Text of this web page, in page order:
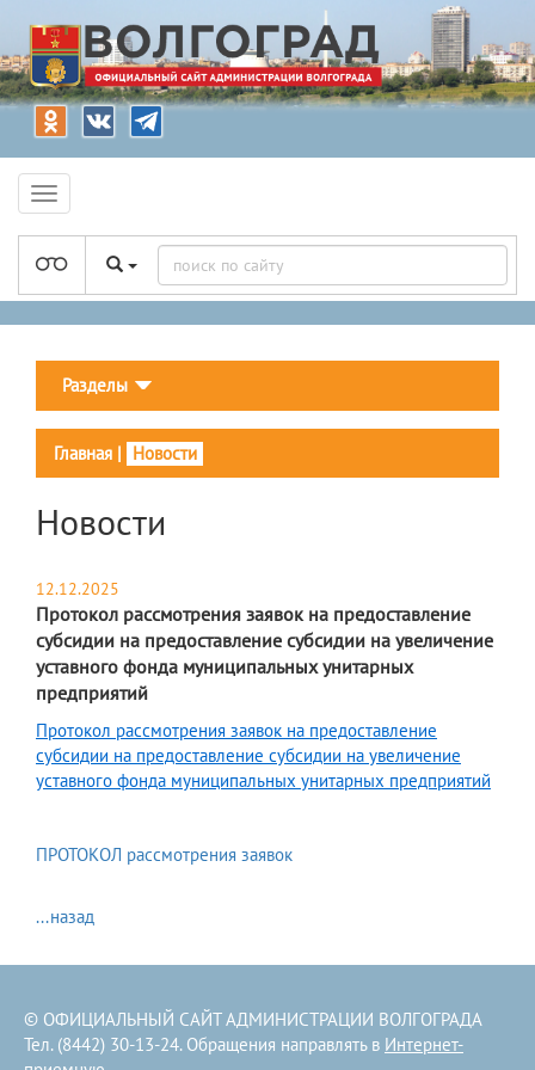
Разделы
Главная | Новости
Новости
12.12.2025
Протокол рассмотрения заявок на предоставление
субсидии на предоставление субсидии на увеличение
уставного фонда муниципальных унитарных
предприятий
Протокол рассмотрения заявок на предоставление
субсидии на предоставление субсидии на увеличение
уставного фонда муниципальных унитарных предприятий
ПРОТОКОЛ рассмотрения заявок
...назад
© ОФИЦИАЛЬНЫЙ САЙТ АДМИНИСТРАЦИИ ВОЛГОГРАДА
Тел. (8442) 30-13-24. Обращения направлять в Интернет-